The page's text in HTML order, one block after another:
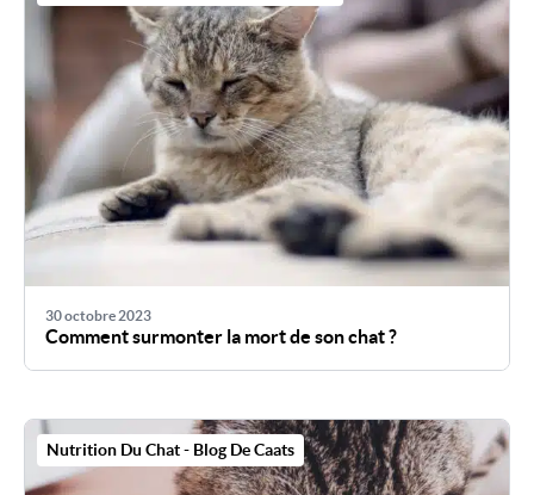
30 octobre 2023
Comment surmonter la mort de son chat ?
Nutrition Du Chat - Blog De Caats